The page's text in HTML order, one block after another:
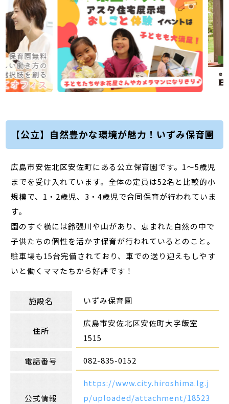
【公立】自然豊かな環境が魅力！いずみ保育園
広島市安佐北区安佐町にある公立保育園です。1～5歳児
までを受け入れています。全体の定員は52名と比較的小
規模で、1・2歳児、3・4歳児で合同保育が行われていま
す。
園のすぐ横には鈴張川や山があり、恵まれた自然の中で
子供たちの個性を活かす保育が行われているとのこと。
駐車場も15台完備されており、車での送り迎えもしやす
いと働くママたちから好評です！
施設名 いずみ保育園
住所
広島市安佐北区安佐町大字飯室
1515
電話番号 082-835-0152
公式情報
https://www.city.hiroshima.lg.j
p/uploaded/attachment/18523